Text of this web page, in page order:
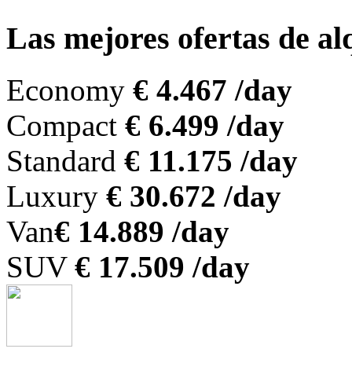
Las mejores ofertas de
Economy € 4.467 /day
Compact € 6.499 /day
Standard € 11.175 /day
Luxury € 30.672 /day
Van€ 14.889 /day
SUV € 17.509 /day